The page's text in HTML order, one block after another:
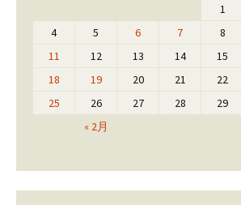
« 2月
1
4
5 6 7 8
11
12 13 14 15
18
19 20 21 22
25
26 27 28 29